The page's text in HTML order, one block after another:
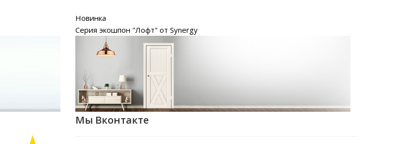
Новинка
Серия экошпон "Лофт" от Synergy
Мы Вконтакте